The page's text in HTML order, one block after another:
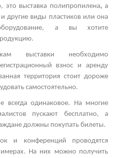
это выставка полипропилена,а
другие виды пластиков или она
а вы хотите
выставки необходимо
взнос и аренду
территория стоит дороже
самостоятельно.
всегда одинаковое. На многие
пускают бесплатно, а
должны покупать билеты.
и конференций проводятся
На них можно получить